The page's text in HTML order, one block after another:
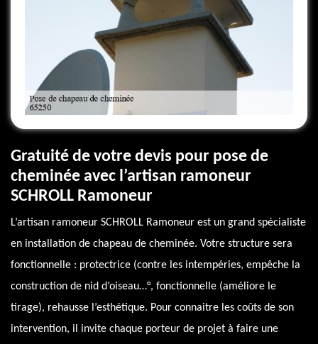
Gratuité de votre devis pour pose de
cheminée avec l’artisan ramoneur
SCHROLL Ramoneur
L’artisan ramoneur SCHROLL Ramoneur est un grand spécialiste
en installation de chapeau de cheminée. Votre structure sera
fonctionnelle : protectrice (contre les intempéries, empêche la
construction de nid d’oiseau…°, fonctionnelle (améliore le
tirage), rehausse l’esthétique. Pour connaitre les coûts de son
intervention, il invite chaque porteur de projet à faire une